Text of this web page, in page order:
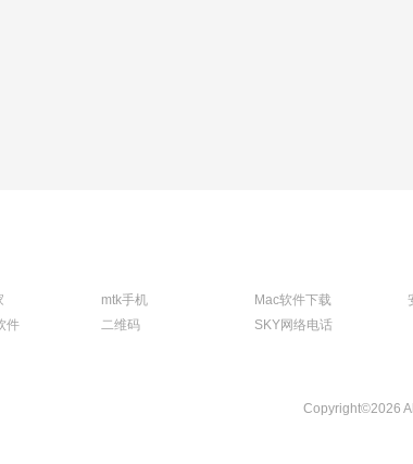
mtk手机 Mac软件下载
件 二维码 SKY网络电话
Copyright©2026